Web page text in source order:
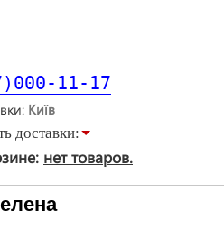
11-17
доставки:
нет товаров.